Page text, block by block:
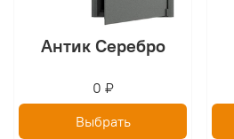
Антик Серебро
0 ₽
Выбрать